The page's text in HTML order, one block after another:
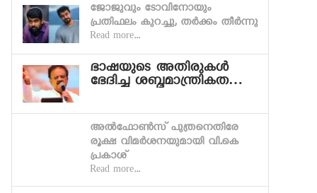
ജോജുവും ടോവിനോയും
പ്രതിഫലം കുറച്ചു, തര്‍ക്കം തീര്‍ന്നു
Read more...
ഭാഷയുടെ അതിരുകള്‍
ഭേദിച്ച ശബ്ദമാന്ത്രികത…
അല്‍ഫോണ്‍സ് പുത്രനെതിരേ
രൂക്ഷ വിമര്‍ശനയുമായി വി.കെ
പ്രകാശ്
Read more...